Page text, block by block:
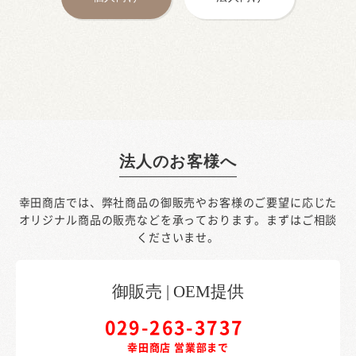
法人のお客様へ
幸田商店では、弊社商品の御販売やお客様のご要望に応じた
オリジナル商品の販売などを承っております。 まずはご相談
くださいませ。
御販売 | OEM提供
029-263-3737
幸田商店 営業部まで